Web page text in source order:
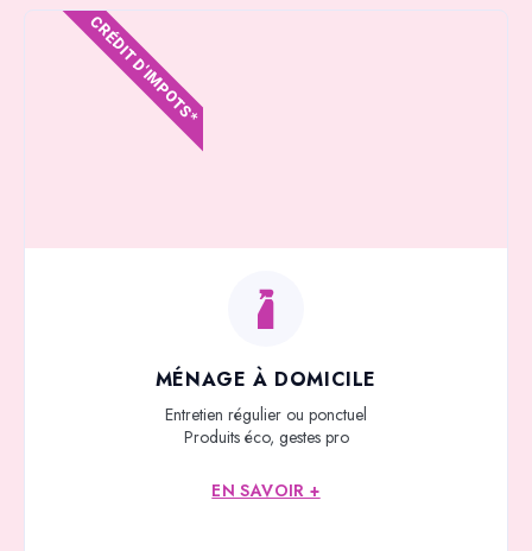
MÉNAGE À DOMICILE
Entretien régulier ou ponctuel
Produits éco, gestes pro
EN SAVOIR +
CRÉDIT D'IMPOTS*